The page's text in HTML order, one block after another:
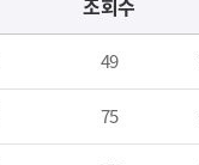
조회수
49
75